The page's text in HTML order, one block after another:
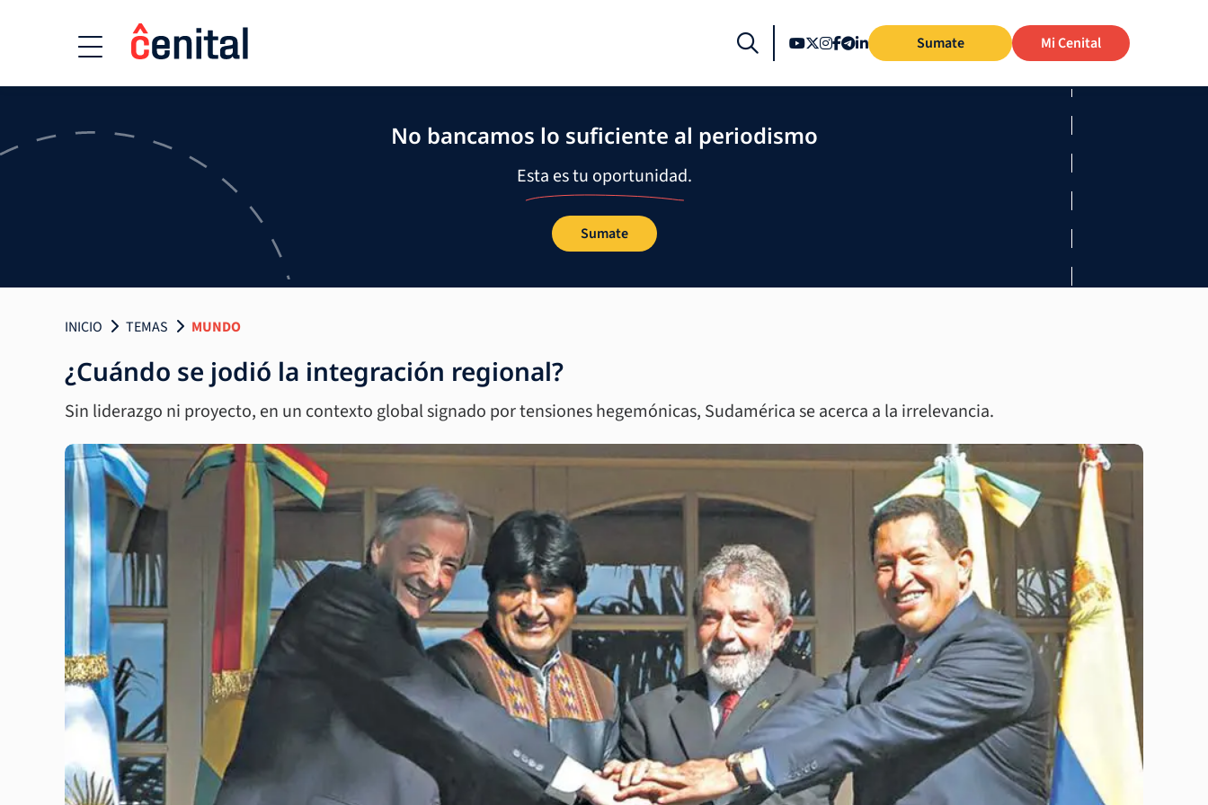
Sumate Mi Cenital
No bancamos lo suficiente al periodismo
Esta es tu oportunidad.
Sumate
INICIO TEMAS MUNDO
¿Cuándo se jodió la integración regional?
Sin liderazgo ni proyecto, en un contexto global signado por tensiones hegemónicas, Sudamérica se acerca a la irrelevancia.